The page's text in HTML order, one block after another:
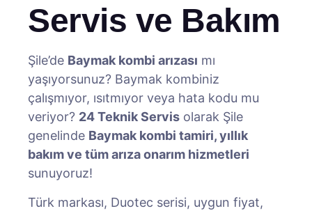
Servis ve Bakım
Şile’de Baymak kombi arızası mı
yaşıyorsunuz? Baymak kombiniz
çalışmıyor, ısıtmıyor veya hata kodu mu
veriyor? 24 Teknik Servis olarak Şile
genelinde Baymak kombi tamiri, yıllık
bakım ve tüm arıza onarım hizmetleri
sunuyoruz!
Türk markası, Duotec serisi, uygun fiyat,